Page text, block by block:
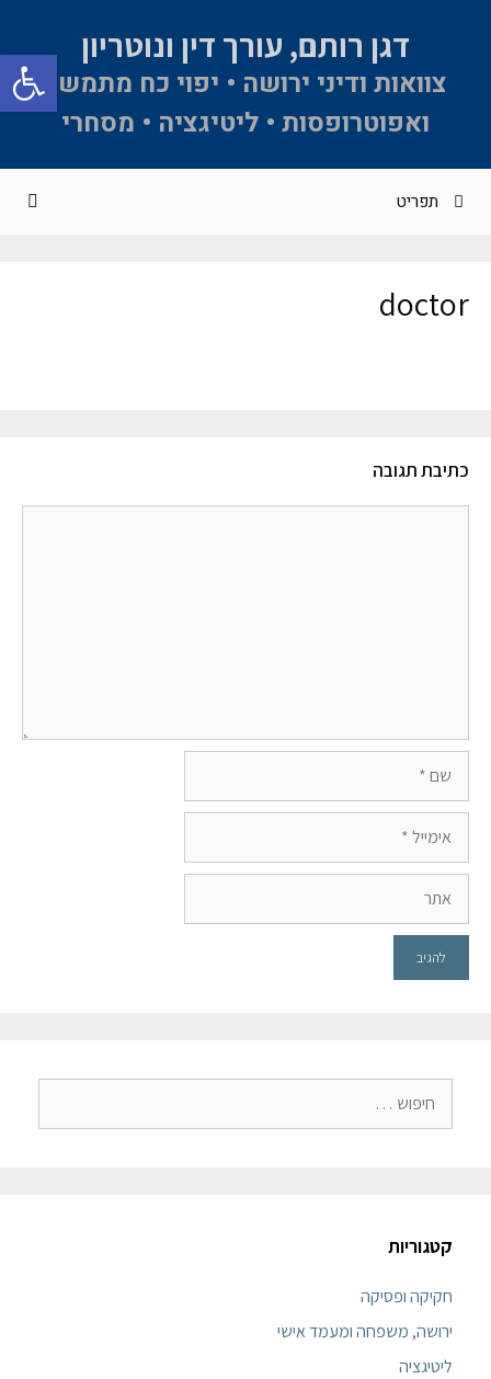
פתח דגן רותם, עורך דין ונוטריון
צוואות ודיני ירושה • יפוי כח מתמשך
ואפוטרופסות • ליטיגציה • מסחרי
תפריט
doctor
כתיבת תגובה
קטגוריות
חקיקה ופסיקה
ירושה, משפחה ומעמד אישי
ליטיגציה